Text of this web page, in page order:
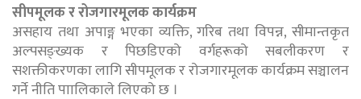
सीपमूलक र रोजगारमूलक कार्यक्रम
असहाय तथा अपाङ्ग भएका व्यक्ति, गरिब तथा विपन्न, सीमान्तकृत
अल्पसङ्ख्यक र पिछडिएको वर्गहरूको सबलीकरण र
सशक्तीकरणका लागि सीपमूलक र रोजगारमूलक कार्यक्रम सञ्चालन
गर्ने नीति पाालिकाले लिएको छ ।